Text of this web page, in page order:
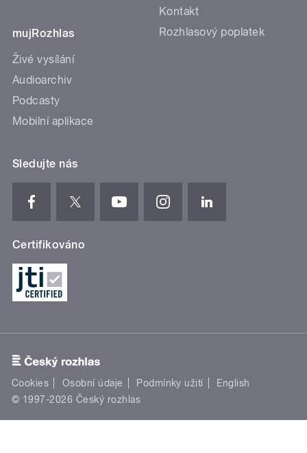
mujRozhlas
Živé vysílání
Audioarchiv
Podcasty
Mobilní aplikace
Kontakt
Rozhlasový poplatek
Sledujte nás
Certifikováno
Cookies Osobní údaje Podmínky užití
English
© 1997-2026 Český rozhlas